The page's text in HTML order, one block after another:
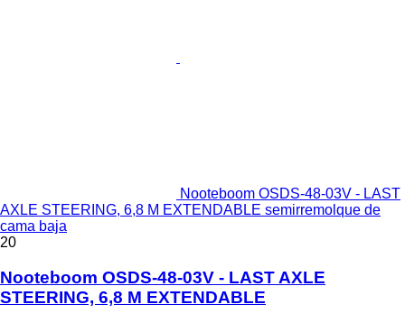
Nooteboom OSDS-48-03V - LAST
AXLE STEERING, 6,8 M EXTENDABLE semirremolque de
cama baja
20
Nooteboom OSDS-48-03V - LAST AXLE
STEERING, 6,8 M EXTENDABLE